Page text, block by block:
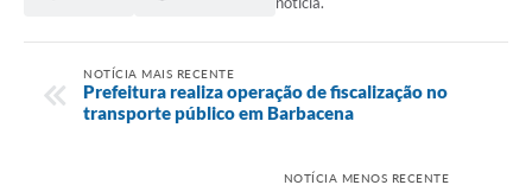
NOTÍCIA MAIS RECENTE
Prefeitura realiza operação de fiscalização no
transporte público em Barbacena
NOTÍCIA MENOS RECENTE